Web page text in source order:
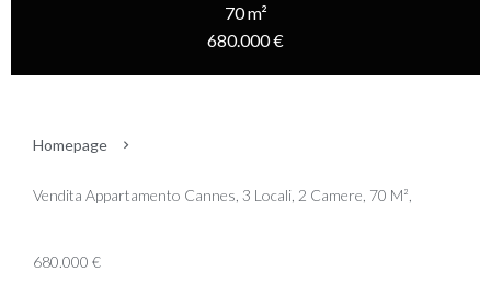
70 m²
680.000 €
Homepage
Vendita Appartamento Cannes, 3 Locali, 2 Camere, 70 M²,
680.000 €